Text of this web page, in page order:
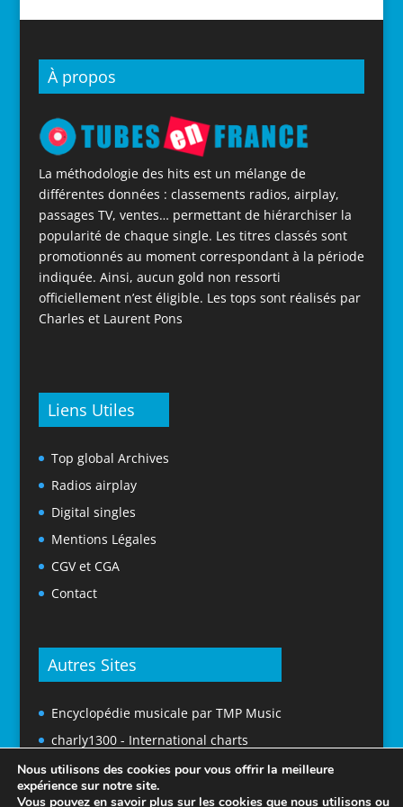
À propos
La méthodologie des hits est un mélange de
différentes données : classements radios, airplay,
passages TV, ventes… permettant de hiérarchiser la
popularité de chaque single. Les titres classés sont
promotionnés au moment correspondant à la période
indiquée. Ainsi, aucun gold non ressorti
officiellement n’est éligible. Les tops sont réalisés par
Charles et Laurent Pons
Liens Utiles
Top global Archives
Radios airplay
Digital singles
Mentions Légales
CGV et CGA
Contact
Autres Sites
Encyclopédie musicale par TMP Music
charly1300 - International charts
Nous utilisons des cookies pour vous offrir la meilleure
expérience sur notre site.
Vous pouvez en savoir plus sur les cookies que nous utilisons ou